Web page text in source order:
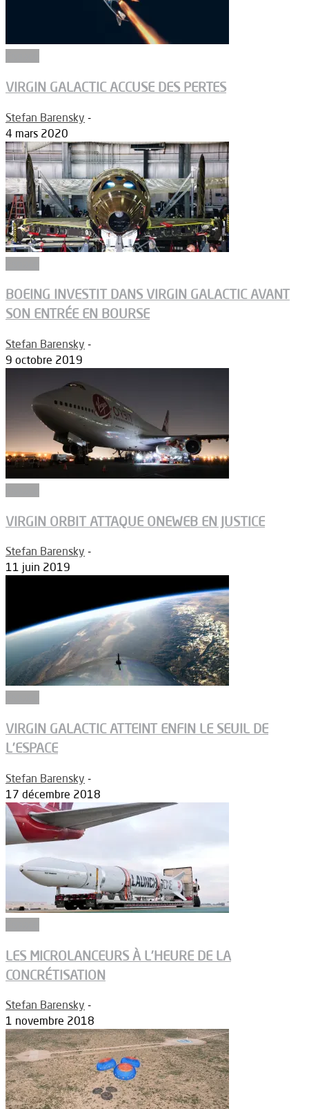
VIRGIN GALACTIC ACCUSE DES PERTES
Stefan Barensky -
4 mars 2020
BOEING INVESTIT DANS VIRGIN GALACTIC AVANT
SON ENTRÉE EN BOURSE
Stefan Barensky -
9 octobre 2019
VIRGIN ORBIT ATTAQUE ONEWEB EN JUSTICE
Stefan Barensky -
11 juin 2019
VIRGIN GALACTIC ATTEINT ENFIN LE SEUIL DE
L’ESPACE
Stefan Barensky -
17 décembre 2018
LES MICROLANCEURS À L’HEURE DE LA
CONCRÉTISATION
Stefan Barensky -
1 novembre 2018